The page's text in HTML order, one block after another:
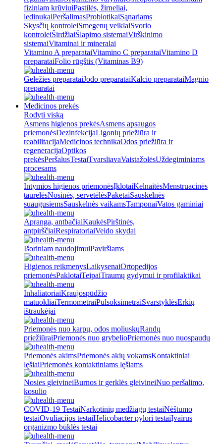
fiziniam krūviuiPastilės, žirneliai,
ledinukaiPeršalimasProbiotikaiSąnariams
Skysčių kontroleiSmegenų veiklaiSvorio
kontroleiŠirdžiaiŠlapimo sistemaiVirškinimo
sistemaiVitaminai ir mineralai
Vitamino A preparataiVitamino C preparataiVitamino D
preparataiFolio rūgštis (Vitaminas B9)
Geležies preparataiJodo preparataiKalcio preparataiMagnio
preparatai
Medicinos prekės
Rodyti viską
Asmens higienos prekėsAsmens apsaugos
priemonėsDezinfekcijaLigonių priežiūra ir
reabilitacijaMedicinos technikaOdos priežiūra ir
regeneracijaOptikos
prekėsPeršalusTestaiTvarsliavaVaistažolėsUždegiminiams
procesams
Intymios higienos priemonėsĮklotaiKelnaitėsMenstruacinės
taurelėsNosinės, servetėlėsPaketaiSauskelnės
suaugusiemsSauskelnės vaikamsTamponaiVatos gaminiai
Apranga, antbačiaiKaukėsPirštinės,
antpirščiaiRespiratoriaiVeido skydai
Išoriniam naudojimuiPaviršiams
Higienos reikmenysLaikysenaiOrtopedijos
priemonėsPaklotaiTeipaiTraumų gydymui ir profilaktikai
InhaliatoriaiKraujospūdžio
matuokliaiTermometraiPulsoksimetraiSvarstyklėsErkių
ištraukėjai
Priemonės nuo karpų, odos moliuskųRandų
priežiūraiPriemonės nuo grybelioPriemonės nuo nuospaudų
Priemonės akimsPriemonės akių vokamsKontaktiniai
lęšiaiPriemonės kontaktiniams lęšiams
Nosies gleivineiBurnos ir gerklės gleivineiNuo peršalimo,
kosulio
COVID-19 TestaiNarkotinių medžiagų testaiNėštumo
testaiOvuliacijos testaiHelicobacter pylori testaiĮvairūs
organizmo būklės testai